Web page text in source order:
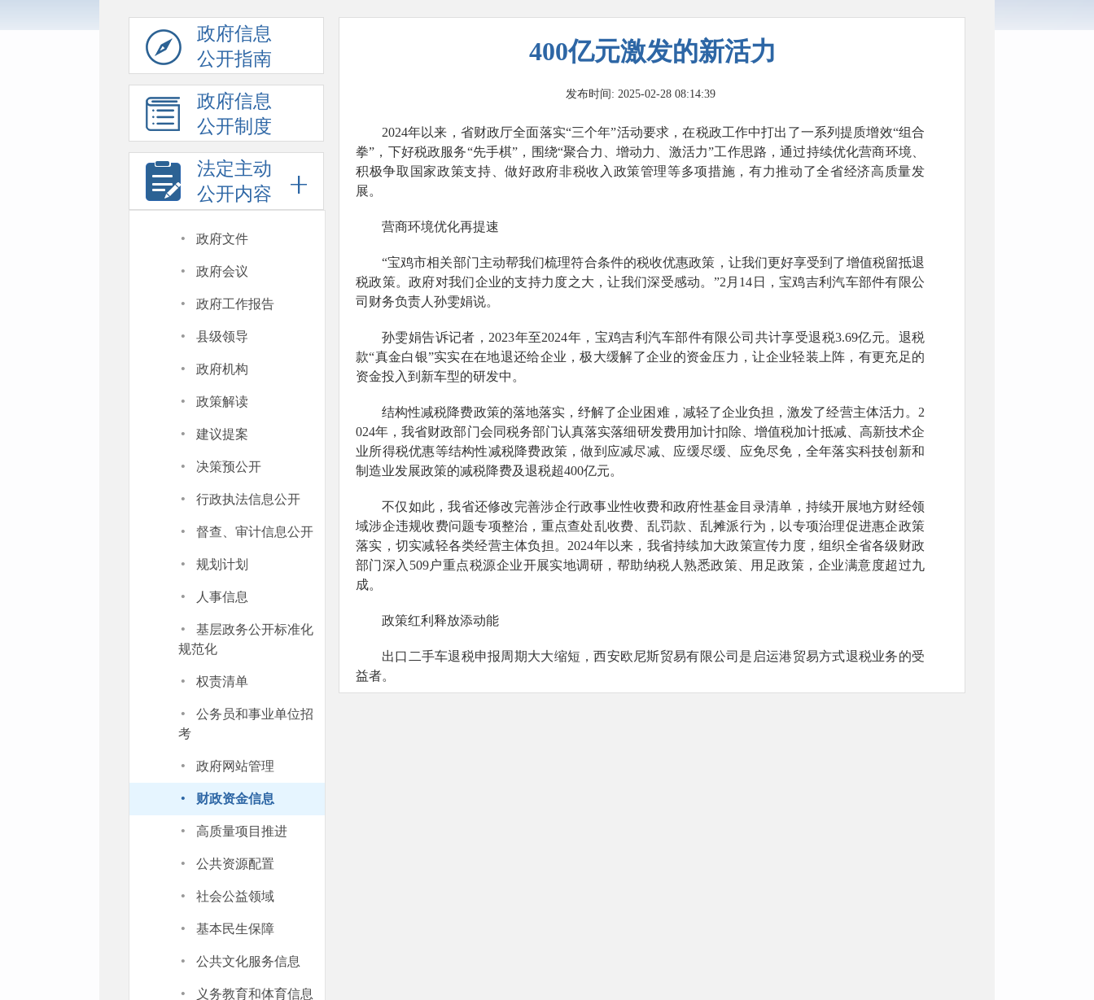
政府信息
公开指南
政府信息
公开制度
法定主动
公开内容
· 政府文件
· 政府会议
· 政府工作报告
· 县级领导
· 政府机构
· 政策解读
· 建议提案
· 决策预公开
· 行政执法信息公开
· 督查、审计信息公开
· 规划计划
· 人事信息
·
基层政务公开标准化
规范化
· 权责清单
·
公务员和事业单位招
考
· 政府网站管理
· 财政资金信息
· 高质量项目推进
· 公共资源配置
· 社会公益领域
· 基本民生保障
· 公共文化服务信息
义务教育和体育信息
400亿元激发的新活力
发布时间: 2025-02-28 08:14:39
2024年以来，省财政厅全面落实“三个年”活动要求，在税政工作中打出了一系列提质增效“组合
拳”，下好税政服务“先手棋”，围绕“聚合力、增动力、激活力”工作思路，通过持续优化营商环境、
积极争取国家政策支持、做好政府非税收入政策管理等多项措施，有力推动了全省经济高质量发
展。
营商环境优化再提速
“宝鸡市相关部门主动帮我们梳理符合条件的税收优惠政策，让我们更好享受到了增值税留抵退
税政策。政府对我们企业的支持力度之大，让我们深受感动。”2月14日，宝鸡吉利汽车部件有限公
司财务负责人孙雯娟说。
孙雯娟告诉记者，2023年至2024年，宝鸡吉利汽车部件有限公司共计享受退税3.69亿元。退税
款“真金白银”实实在在地退还给企业，极大缓解了企业的资金压力，让企业轻装上阵，有更充足的
资金投入到新车型的研发中。
结构性减税降费政策的落地落实，纾解了企业困难，减轻了企业负担，激发了经营主体活力。2
024年，我省财政部门会同税务部门认真落实落细研发费用加计扣除、增值税加计抵减、高新技术企
业所得税优惠等结构性减税降费政策，做到应减尽减、应缓尽缓、应免尽免，全年落实科技创新和
制造业发展政策的减税降费及退税超400亿元。
不仅如此，我省还修改完善涉企行政事业性收费和政府性基金目录清单，持续开展地方财经领
域涉企违规收费问题专项整治，重点查处乱收费、乱罚款、乱摊派行为，以专项治理促进惠企政策
落实，切实减轻各类经营主体负担。2024年以来，我省持续加大政策宣传力度，组织全省各级财政
部门深入509户重点税源企业开展实地调研，帮助纳税人熟悉政策、用足政策，企业满意度超过九
成。
政策红利释放添动能
出口二手车退税申报周期大大缩短，西安欧尼斯贸易有限公司是启运港贸易方式退税业务的受
益者。